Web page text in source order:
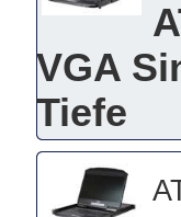
VGA
Tiefe